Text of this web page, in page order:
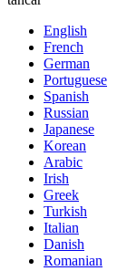
English
French
German
Portuguese
Spanish
Russian
Japanese
Korean
Arabic
Irish
Greek
Turkish
Italian
Danish
Romanian